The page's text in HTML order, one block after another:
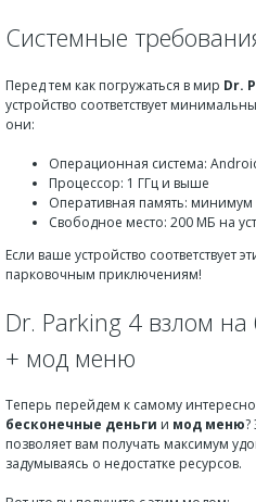
Системные
Перед тем как погружаться в мир Dr.
устройство соответствует
они:
Операционная система:
Процессор: 1 ГГц и выше
Оперативная память: минимум
Свободное место: 200 МБ на
Если ваше устройство соответствует
парковочным приключениям!
Dr. Parking 4 взлом
+ мод меню
Теперь перейдем к самому
бесконечные деньги и мод меню?
позволяет вам получать максимум
задумываясь о недостатке ресурсов.